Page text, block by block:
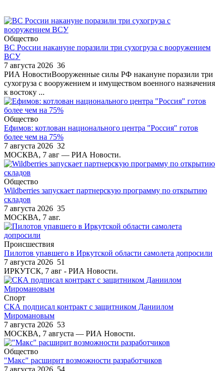
Общество
ВС России накануне поразили три сухогруза с вооружением
ВСУ
7 августа 2026 36
РИА НовостиВооруженные силы РФ накануне поразили три
сухогруза с вооружением и имуществом военного назначения
к востоку ...
Общество
Ефимов: котлован национального центра "Россия" готов
более чем на 75%
7 августа 2026 32
МОСКВА, 7 авг — РИА Новости.
Общество
Wildberries запускает партнерскую программу по открытию
складов
7 августа 2026 35
МОСКВА, 7 авг.
Происшествия
Пилотов упавшего в Иркутской области самолета допросили
7 августа 2026 51
ИРКУТСК, 7 авг - РИА Новости.
Спорт
СКА подписал контракт с защитником Даниилом
Миромановым
7 августа 2026 53
МОСКВА, 7 августа — РИА Новости.
Общество
"Макс" расширит возможности разработчиков
7 августа 2026 54